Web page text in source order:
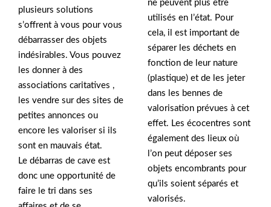
plusieurs solutions
s’offrent à vous pour vous
débarrasser des objets
indésirables. Vous pouvez
les donner à des
associations caritatives ,
les vendre sur des sites de
petites annonces ou
encore les valoriser si ils
sont en mauvais état.
Le débarras de cave est
donc une opportunité de
faire le tri dans ses
ne peuvent plus être
utilisés en l’état. Pour
cela, il est important de
séparer les déchets en
fonction de leur nature
(plastique) et de les jeter
dans les bennes de
valorisation prévues à cet
effet. Les écocentres sont
également des lieux où
l’on peut déposer ses
objets encombrants pour
qu’ils soient séparés et
valorisés.